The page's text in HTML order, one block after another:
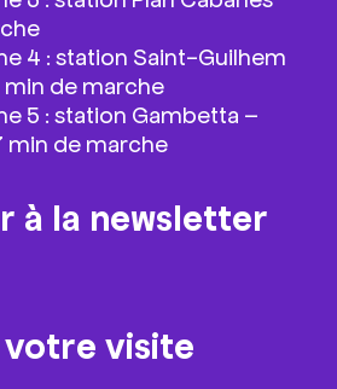
4 : station Saint-Guilhem
min de marche
5 : station Gambetta –
min de marche
à la newsletter
visite